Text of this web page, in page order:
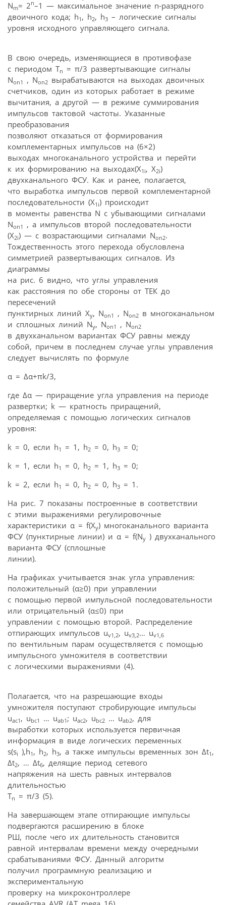
Nm= 2n–1 — максимальное значение n-разрядного
двоичного кода; h1 , h2, h3 – логические сигналы
уровня исходного управляющего сигнала.
В свою очередь, изменяющиеся в противофазе
с периодом Tn = π/3 развертывающие сигналы
Non1 , Non2 вырабатываются на выходах двоичных
счетчиков, один из которых работает в режиме
вычитания, а другой — в режиме суммирования
импульсов тактовой частоты. Указанные
преобразования
позволяют отказаться от формирования
комплементарных импульсов на (6×2)
выходах многоканального устройства и перейти
к их формированию на выходах(X1i, X2i)
двухканального ФСУ. Как и ранее, полагается,
что выработка импульсов первой комплементарной
последовательности (X1i) происходит
в моменты равенства N с убывающими сигналами
Non1
, а импульсов второй последовательности
(X2i) — с возрастающими сигналами Non2.
Тождественность этого перехода обусловлена
симметрией развертывающих сигналов. Из
диаграммы
на рис. 6 видно, что углы управления
как расстояния по обе стороны от ТЕК до
пересечений
пунктирных линий Xу, Non1 , Non2 в многоканальном
и сплошных линий Nу, Non1 , Non2
в двухканальном вариантах ФСУ равны между
собой, причем в последнем случае углы управления
следует вычислять по формуле
α = Δα+πk/3,
где Δα — приращение угла управления на периоде
развертки; k — кратность приращений,
определяемая с помощью логических сигналов
уровня:
k = 0, если h1 = 1, h2 = 0, h3 = 0;
k = 1, если h1 = 0, h2 = 1, h3 = 0;
k = 2, если h1 = 0, h2 = 0, h3 = 1.
На рис. 7 показаны построенные в соответствии
с этими выражениями регулировочные
характеристики α = f(Xy) многоканального варианта
ФСУ (пунктирные линии) и α = f(Ny ) двухканального
варианта ФСУ (сплошные
линии).
На графиках учитывается знак угла управления:
положительный (α≥0) при управлении
с помощью первой импульсной последовательности
или отрицательный (α≤0) при
управлении с помощью второй. Распределение
отпирающих импульсов uv1,2, uv3,2… uv1,6
по вентильным парам осуществляется с помощью
импульсного умножителя в соответствии
с логическими выражениями (4).
Полагается, что на разрешающие входы
умножителя поступают стробирующие импульсы
uac1 , ubc1 … uab1 ; uac2, ubc2 … uab2, для
выработки которых используется первичная
информация в виде логических переменных
s(si ),h1 , h2, h3, а также импульсы временных зон Δt1 ,
Δt2, … Δt6, делящие период сетевого
напряжения на шесть равных интервалов
длительностью
Tn = π/3 (5).
На завершающем этапе отпирающие импульсы
подвергаются расширению в блоке
РШ, после чего их длительность становится
равной интервалам времени между очередными
срабатываниями ФСУ. Данный алгоритм
получил программную реализацию и
экспериментальную
проверку на микроконтроллере